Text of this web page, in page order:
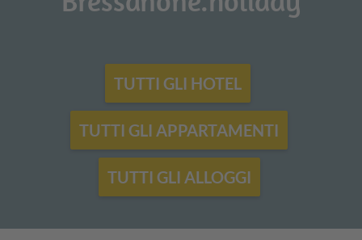
TUTTI GLI HOTEL
TUTTI GLI APPARTAMENTI
TUTTI GLI ALLOGGI